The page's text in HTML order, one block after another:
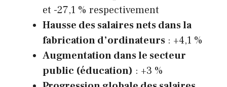
et -27,1 % respectivement
Hausse des salaires nets dans la
fabrication d’ordinateurs : +4,1 %
Augmentation dans le secteur
public (éducation) : +3 %